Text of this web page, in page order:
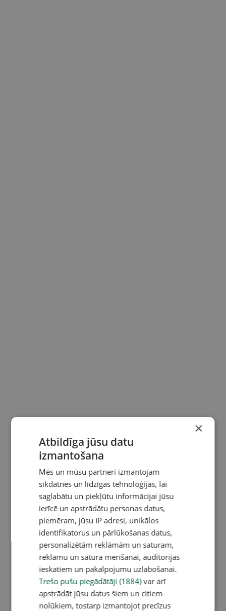
×
Atbildīga jūsu datu
izmantošana
Mēs un mūsu partneri izmantojam
sīkdatnes un līdzīgas tehnoloģijas, lai
saglabātu un piekļūtu informācijai jūsu
ierīcē un apstrādātu personas datus,
piemēram, jūsu IP adresi, unikālos
identifikatorus un pārlūkošanas datus,
personalizētām reklāmām un saturam,
reklāmu un satura mērīšanai, auditorijas
ieskatiem un pakalpojumu uzlabošanai.
Trešo pušu piegādātāji (1884)var arī
apstrādāt jūsu datus šiem un citiem
nolūkiem, tostarp izmantojot precīzus